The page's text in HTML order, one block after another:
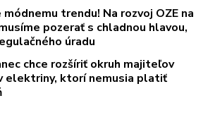
trendu! Na rozvoj OZE na
pozerať s chladnou hlavou,
úradu
chce rozšíriť okruh majiteľov
elektriny, ktorí nemusia platiť